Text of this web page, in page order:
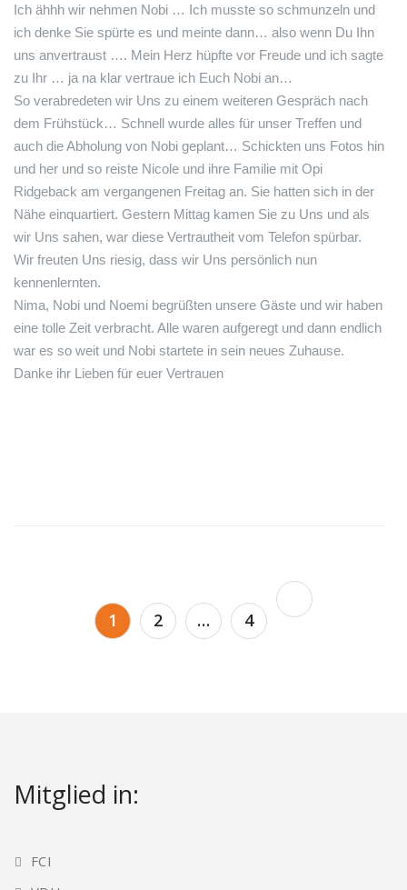
Ich ähhh wir nehmen Nobi … Ich musste so schmunzeln und
ich denke Sie spürte es und meinte dann… also wenn Du Ihn
uns anvertraust …. Mein Herz hüpfte vor Freude und ich sagte
zu Ihr … ja na klar vertraue ich Euch Nobi an…
So verabredeten wir Uns zu einem weiteren Gespräch nach
dem Frühstück… Schnell wurde alles für unser Treffen und
auch die Abholung von Nobi geplant… Schickten uns Fotos hin
und her und so reiste Nicole und ihre Familie mit Opi
Ridgeback am vergangenen Freitag an. Sie hatten sich in der
Nähe einquartiert. Gestern Mittag kamen Sie zu Uns und als
wir Uns sahen, war diese Vertrautheit vom Telefon spürbar.
Wir freuten Uns riesig, dass wir Uns persönlich nun
kennenlernten.
Nima, Nobi und Noemi begrüßten unsere Gäste und wir haben
eine tolle Zeit verbracht. Alle waren aufgeregt und dann endlich
war es so weit und Nobi startete in sein neues Zuhause.
Danke ihr Lieben für euer Vertrauen
1 2 … 4
Mitglied in:
FCI